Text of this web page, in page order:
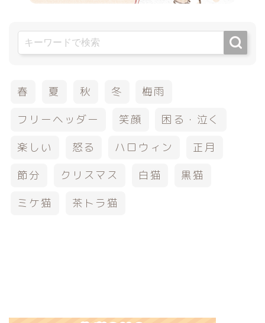
春 夏 秋 冬
梅雨
フリーヘッダー
笑顔
困る・泣く
楽しい
怒る ハロウィン
正月
節分
クリスマス 白猫
黒猫
ミケ猫
茶トラ猫